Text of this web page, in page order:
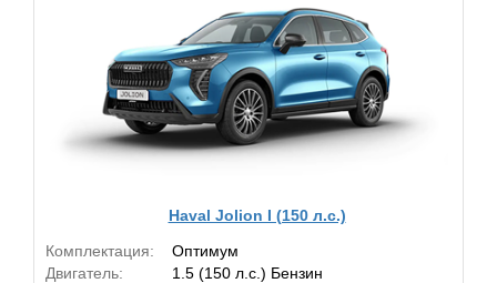
Haval Jolion I (150 л.с.)
Комплектация:
Оптимум
Двигатель:
1.5 (150 л.с.) Бензин